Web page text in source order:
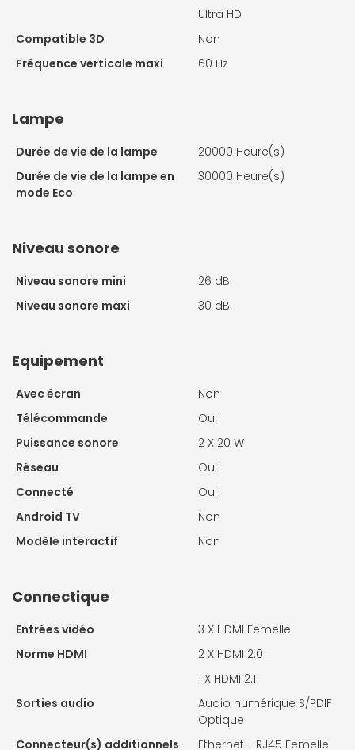
Ultra HD
Compatible 3D
Non
Fréquence verticale maxi
60 Hz
Lampe
Durée de vie de la lampe
20000 Heure(s)
Durée de vie de la lampe en
mode Eco
30000 Heure(s)
Niveau sonore
Niveau sonore mini
26 dB
Niveau sonore maxi
30 dB
Equipement
Avec écran
Non
Télécommande
Oui
Puissance sonore
2 X 20 W
Réseau
Oui
Connecté
Oui
Android TV
Non
Modèle interactif
Non
Connectique
Entrées vidéo 3 X HDMI Femelle
Norme HDMI
2 X HDMI 2.0
1 X HDMI 2.1
Sorties audio
Audio numérique S/PDIF
Optique
Connecteur(s) additionnels
Ethernet - RJ45 Femelle